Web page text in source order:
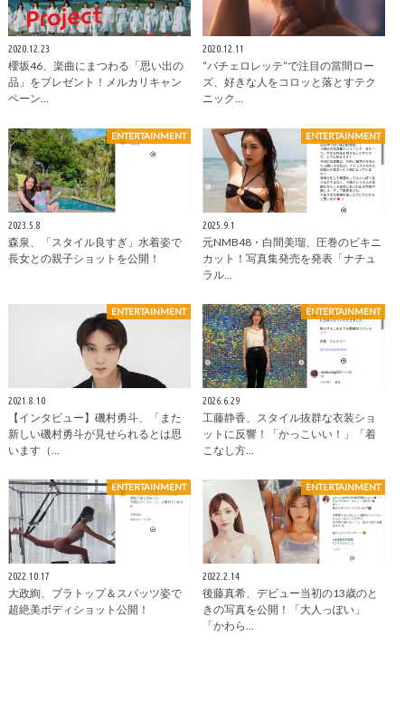
2020.12.23
櫻坂46、楽曲にまつわる「思い出の
品」をプレゼント！メルカリキャン
ペーン…
2020.12.11
“バチェロレッテ”で注目の當間ロー
ズ、好きな人をコロッと落とすテク
ニック…
ENTERTAINMENT
2023.5.8
森泉、「スタイル良すぎ」水着姿で
長女との親子ショットを公開！
ENTERTAINMENT
2025.9.1
元NMB48・白間美瑠、圧巻のビキニ
カット！写真集発売を発表「ナチュ
ラル…
ENTERTAINMENT
2021.8.10
【インタビュー】磯村勇斗、「また
新しい磯村勇斗が見せられるとは思
います（…
ENTERTAINMENT
2026.6.29
工藤静香、スタイル抜群な衣装ショ
ットに反響！「かっこいい！」「着
こなし方…
ENTERTAINMENT
2022.10.17
大政絢、ブラトップ＆スパッツ姿で
超絶美ボディショット公開！
ENTERTAINMENT
2022.2.14
後藤真希、デビュー当初の13歳のと
きの写真を公開！「大人っぽい」
「かわら…